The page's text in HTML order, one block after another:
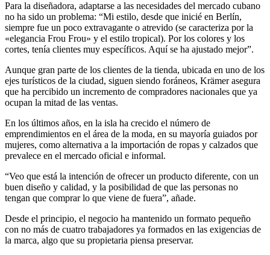
Para la diseñadora, adaptarse a las necesidades del mercado cubano
no ha sido un problema: “Mi estilo, desde que inicié en Berlín,
siempre fue un poco extravagante o atrevido (se caracteriza por la
«elegancia Frou Frou» y el estilo tropical). Por los colores y los
cortes, tenía clientes muy específicos. Aquí se ha ajustado mejor”.
Aunque gran parte de los clientes de la tienda, ubicada en uno de los
ejes turísticos de la ciudad, siguen siendo foráneos, Krämer asegura
que ha percibido un incremento de compradores nacionales que ya
ocupan la mitad de las ventas.
En los últimos años, en la isla ha crecido el número de
emprendimientos en el área de la moda, en su mayoría guiados por
mujeres, como alternativa a la importación de ropas y calzados que
prevalece en el mercado oficial e informal.
“Veo que está la intención de ofrecer un producto diferente, con un
buen diseño y calidad, y la posibilidad de que las personas no
tengan que comprar lo que viene de fuera”, añade.
Desde el principio, el negocio ha mantenido un formato pequeño
con no más de cuatro trabajadores ya formados en las exigencias de
la marca, algo que su propietaria piensa preservar.